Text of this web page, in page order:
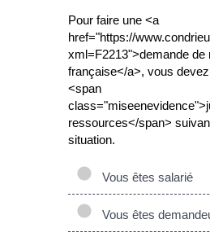
Pour faire une <a
href="https://
xml=F2213">demande de
française</a>, vous
<span
ressources</span>
situation.
Vous êtes salarié
Vous êtes